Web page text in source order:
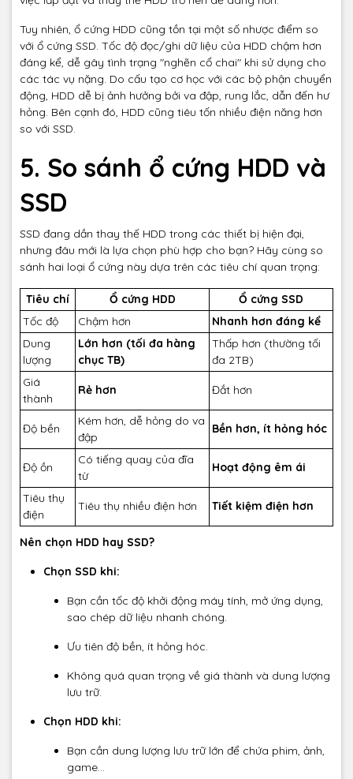
Tuy nhiên, ổ cứng HDD cũng tồn tại một số nhược điểm so
với ổ cứng SSD. Tốc độ đọc/ghi dữ liệu của HDD chậm hơn
đáng kể, dễ gây tình trạng "nghẽn cổ chai" khi sử dụng cho
các tác vụ nặng. Do cấu tạo cơ học với các bộ phận chuyển
động, HDD dễ bị ảnh hưởng bởi va đập, rung lắc, dẫn đến hư
hỏng. Bên cạnh đó, HDD cũng tiêu tốn nhiều điện năng hơn
so với SSD.
5. So sánh ổ cứng HDD và
SSD
SSD đang dần thay thế HDD trong các thiết bị hiện đại,
nhưng đâu mới là lựa chọn phù hợp cho bạn? Hãy cùng so
sánh hai loại ổ cứng này dựa trên các tiêu chí quan trọng:
Tiêu chí Ổ cứng HDD
Ổ cứng SSD
Tốc độ
Chậm hơn
Nhanh hơn đáng kể
Dung
lượng
Lớn hơn (tối đa hàng
chục TB)
Thấp hơn (thường tối
đa 2TB)
Giá
thành
Rẻ hơn Đắt hơn
Độ bền
Kém hơn, dễ hỏng do va
đập
Bền hơn, ít hỏng hóc
Độ ồn
Có tiếng quay của đĩa
từ
Hoạt động êm ái
Tiêu thụ
điện
Tiêu thụ nhiều điện hơn Tiết kiệm điện hơn
Nên chọn HDD hay SSD?
Chọn SSD khi:
Bạn cần tốc độ khởi động máy tính, mở ứng dụng,
sao chép dữ liệu nhanh chóng.
Ưu tiên độ bền, ít hỏng hóc.
Không quá quan trọng về giá thành và dung lượng
lưu trữ.
Chọn HDD khi:
Bạn cần dung lượng lưu trữ lớn để chứa phim, ảnh,
game...